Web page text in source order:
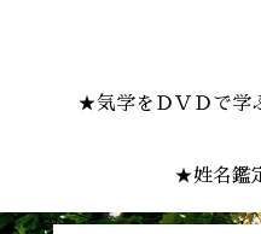
★気学をＤＶＤで学
★姓名鑑